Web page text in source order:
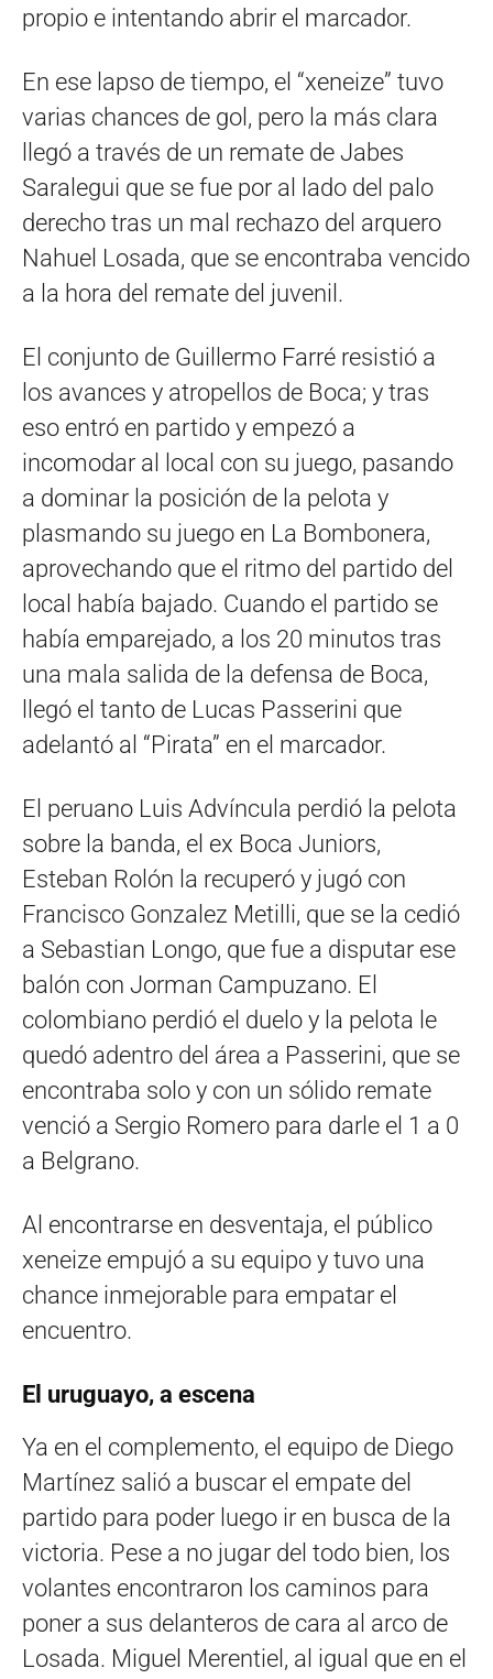
propio e intentando abrir el marcador.
En ese lapso de tiempo, el “xeneize” tuvo
varias chances de gol, pero la más clara
llegó a través de un remate de Jabes
Saralegui que se fue por al lado del palo
derecho tras un mal rechazo del arquero
Nahuel Losada, que se encontraba vencido
a la hora del remate del juvenil.
El conjunto de Guillermo Farré resistió a
los avances y atropellos de Boca; y tras
eso entró en partido y empezó a
incomodar al local con su juego, pasando
a dominar la posición de la pelota y
plasmando su juego en La Bombonera,
aprovechando que el ritmo del partido del
local había bajado. Cuando el partido se
había emparejado, a los 20 minutos tras
una mala salida de la defensa de Boca,
llegó el tanto de Lucas Passerini que
adelantó al “Pirata” en el marcador.
El peruano Luis Advíncula perdió la pelota
sobre la banda, el ex Boca Juniors,
Esteban Rolón la recuperó y jugó con
Francisco Gonzalez Metilli, que se la cedió
a Sebastian Longo, que fue a disputar ese
balón con Jorman Campuzano. El
colombiano perdió el duelo y la pelota le
quedó adentro del área a Passerini, que se
encontraba solo y con un sólido remate
venció a Sergio Romero para darle el 1 a 0
a Belgrano.
Al encontrarse en desventaja, el público
xeneize empujó a su equipo y tuvo una
chance inmejorable para empatar el
encuentro.
El uruguayo, a escena
Ya en el complemento, el equipo de Diego
Martínez salió a buscar el empate del
partido para poder luego ir en busca de la
victoria. Pese a no jugar del todo bien, los
volantes encontraron los caminos para
poner a sus delanteros de cara al arco de
Losada. Miguel Merentiel, al igual que en el